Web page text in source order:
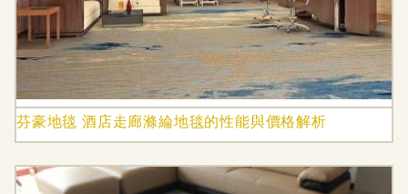
芬豪地毯 酒店走廊滌綸地毯的性能與價格解析